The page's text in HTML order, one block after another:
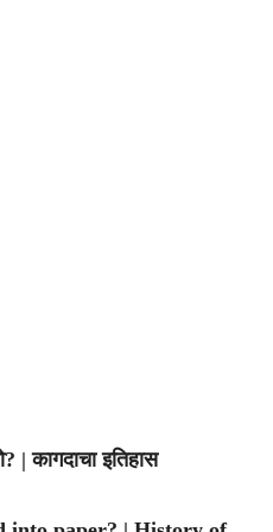
? |कागदाचा इतिहास